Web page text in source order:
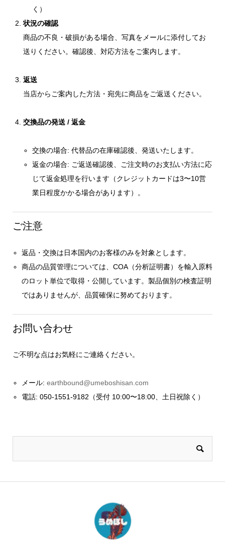
く）
状況の確認
商品の不良・破損がある場合、写真をメールに添付してお
送りください。確認後、対応方法をご案内します。
返送
当店からご案内した方法・宛先に商品をご返送ください。
交換品の発送 / 返金
交換の場合: 代替品の在庫確認後、発送いたします。
返金の場合: ご返送確認後、ご注文時のお支払い方法に応
じて返金処理を行います（クレジットカードは3〜10営
業日程度かかる場合があります）。
ご注意
返品・交換は日本国内のお客様のみを対象とします。
商品の品質管理については、COA（分析証明書）を輸入原料
のロット単位で取得・公開しています。製品個別の検査証明
ではありませんが、品質確保に努めております。
お問い合わせ
ご不明な点はお気軽にご連絡ください。
メール:earthbound@umeboshisan.com
電話: 050-1551-9182（受付 10:00〜18:00、土日祝除く）